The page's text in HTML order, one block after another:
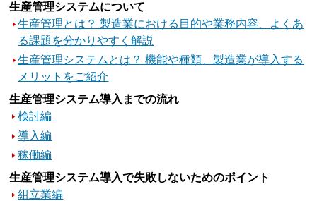
生産管理システムについて
生産管理とは？ 製造業における目的や業務内容、よくあ
る課題を分かりやすく解説
生産管理システムとは？ 機能や種類、製造業が導入する
メリットをご紹介
生産管理システム導入までの流れ
検討編
導入編
稼働編
生産管理システム導入で失敗しないためのポイント
組立業編